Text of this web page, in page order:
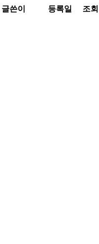
글쓴이 등록일 조회